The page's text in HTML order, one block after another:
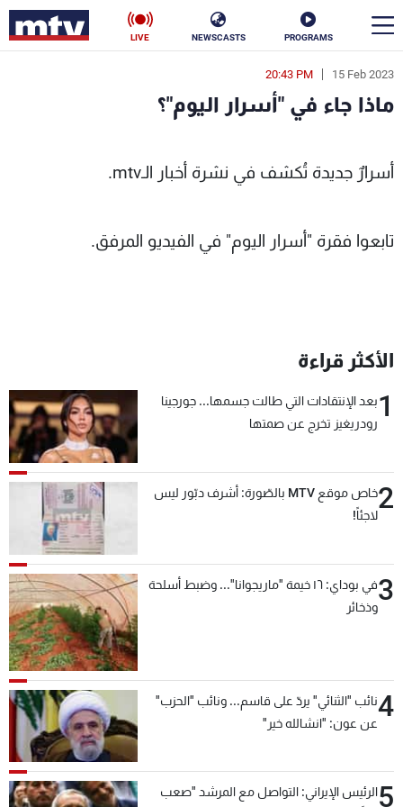
PROGRAMS
NEWSCASTS
LIVE
15 Feb 2023
20:43 PM
ماذا جاء في "أسرار اليوم"؟
أسرارٌ جديدة تُكشف في نشرة أخبار الـmtv.
تابعوا فقرة "أسرار اليوم" في الفيديو المرفق.
الأكثر قراءة
1بعد الإنتقادات التي طالت جسمها... جورجينا
رودريغيز تخرج عن صمتها
2
خاص موقع MTV بالصّورة: أشرف دبّور ليس
لاجئاً!
3
في بوداي: ١٦ خيمة "ماريجوانا"... وضبط أسلحة
وذخائر
4نائب "الثنائي" يردّ على قاسم... ونائب "الحزب"
عن عون: "انشالله خير"
5الرئيس الإيراني: التواصل مع المرشد "صعب
en
الأخبار
سياسة ناس
منوعات رياضة
البرامج
جدول البرامج
شاهد البرامج
عن MTV
الإنـتـاج
سياسة الخصوصية